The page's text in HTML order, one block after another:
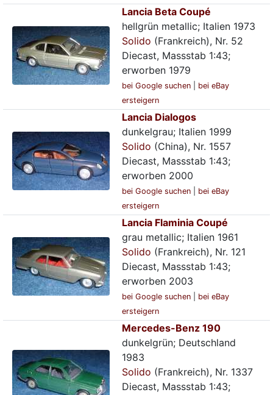
Lancia Beta Coupé
hellgrün metallic; Italien 1973
Solido (Frankreich), Nr. 52
Diecast, Massstab 1:43;
erworben 1979
bei Google suchen
bei eBay
ersteigern
Lancia Dialogos
dunkelgrau; Italien 1999
Solido (China), Nr. 1557
Diecast, Massstab 1:43;
erworben 2000
bei Google suchen
bei eBay
ersteigern
Lancia Flaminia Coupé
grau metallic; Italien 1961
Solido (Frankreich), Nr. 121
Diecast, Massstab 1:43;
erworben 2003
bei Google suchen
bei eBay
ersteigern
Mercedes-Benz 190
dunkelgrün; Deutschland
1983
Solido (Frankreich), Nr. 1337
Diecast, Massstab 1:43;